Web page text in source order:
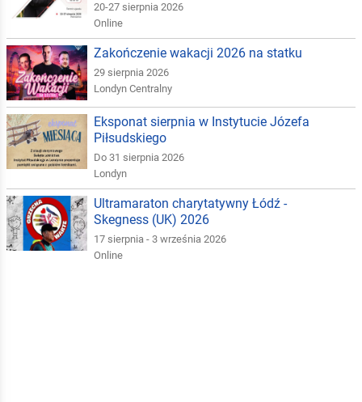
20-27 sierpnia 2026
Online
Zakończenie wakacji 2026 na statku
29 sierpnia 2026
Londyn Centralny
Eksponat sierpnia w Instytucie Józefa
Piłsudskiego
Do 31 sierpnia 2026
Londyn
Ultramaraton charytatywny Łódź -
Skegness (UK) 2026
17 sierpnia - 3 września 2026
Online